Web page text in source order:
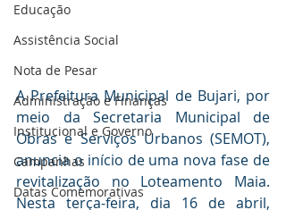
Educação
Assistência Social
Nota de Pesar
Administração e Finanças
Institucional e Governo
Campanhas
Datas Comemorativas
A Prefeitura Municipal de Bujari, por
meio da Secretaria Municipal de
Obras e Serviços Urbanos (SEMOT),
anuncia o início de uma nova fase de
revitalização no Loteamento Maia.
Nesta terça-feira, dia 16 de abril,